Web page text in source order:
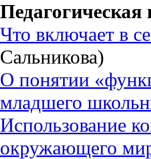
Что включает в
Сальникова)
О понятии
младшего
Использование
окружающего